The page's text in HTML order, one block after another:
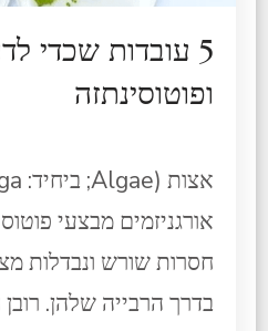
5 עובדות שכדי
ופוטוסינתזה
אורגניזמים מבצעי
חסרות שורש ונבדלות
בדרך הרבייה שלהן.